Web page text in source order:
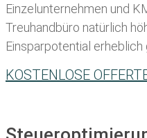
Einzelunternehmen und
Treuhandbüro natürlich
Einsparpotential erheblich
KOSTENLOSE